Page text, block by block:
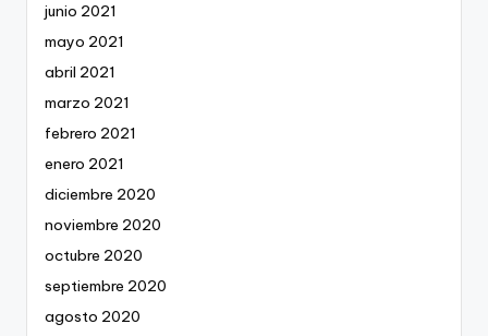
junio 2021
mayo 2021
abril 2021
marzo 2021
febrero 2021
enero 2021
diciembre 2020
noviembre 2020
octubre 2020
septiembre 2020
agosto 2020